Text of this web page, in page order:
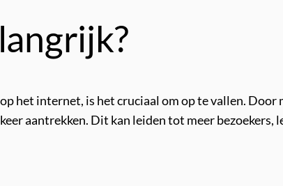
het internet, is het cruciaal om op te vallen. Door
aantrekken. Dit kan leiden tot meer bezoekers,